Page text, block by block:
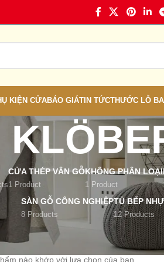
KIỆN CỬABÁO GIÁTIN TỨCTHƯỚC LỖ
CỬA THÉP VÂN GỖ
1 Product
KHÔNG PHÂN LOẠI
1 Product
SÀN GỖ CÔNG NGHIỆP
8 Products
TỦ BẾP
12 Products
KLÖBER
nào khớp với lựa chọn của bạn.